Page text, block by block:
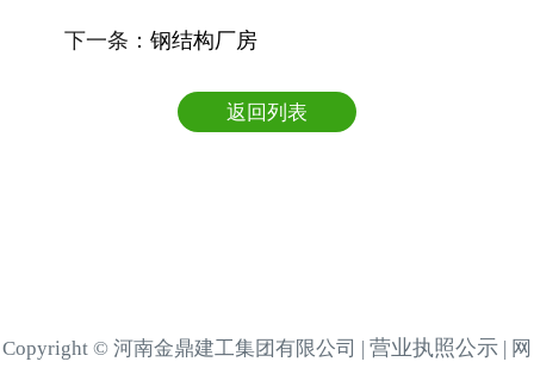
下一条： 钢结构厂房
返回列表
Copyright © 河南金鼎建工集团有限公司 | 营业执照公示 | 网